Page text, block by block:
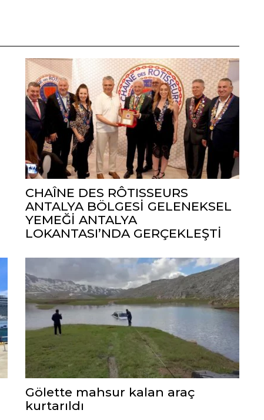
CHAÎNE DES RÔTISSEURS
ANTALYA BÖLGESİ GELENEKSEL
YEMEĞİ ANTALYA
LOKANTASI’NDA GERÇEKLEŞTİ
Gölette mahsur kalan araç
kurtarıldı